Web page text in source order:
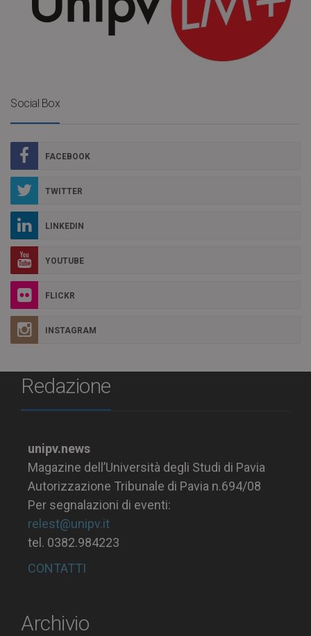
Social Box
FACEBOOK
TWITTER
LINKEDIN
YOUTUBE
FLICKR
INSTAGRAM
Redazione
unipv.news
Magazine dell’Università degli Studi di Pavia
Autorizzazione Tribunale di Pavia n.694/08
Per segnalazioni di eventi:
relest@unipv.it
tel. 0382.984223
CONTATTI
Archivio